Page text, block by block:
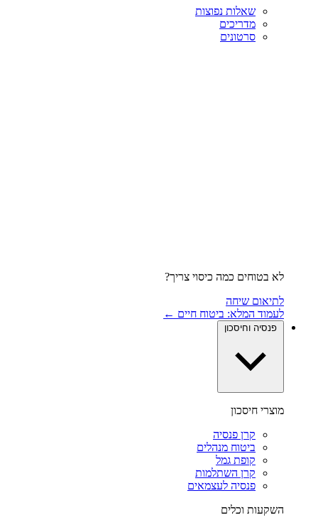
שאלות נפוצות
מדריכים
סרטונים
לא בטוחים כמה כיסוי צריך?
לתיאום שיחה
לעמוד המלא: ביטוח חיים ←
פנסיה וחיסכון
מוצרי חיסכון
קרן פנסיה
ביטוח מנהלים
קופת גמל
קרן השתלמות
פנסיה לעצמאים
השקעות וכלים